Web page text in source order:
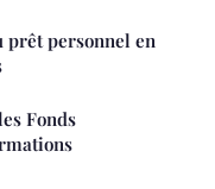
prêt personnel en
Fonds